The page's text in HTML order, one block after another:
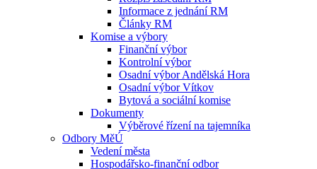
Informace z jednání RM
Články RM
Komise a výbory
Finanční výbor
Kontrolní výbor
Osadní výbor Andělská Hora
Osadní výbor Vítkov
Bytová a sociální komise
Dokumenty
Výběrové řízení na tajemníka
Odbory MěÚ
Vedení města
Hospodářsko-finanční odbor